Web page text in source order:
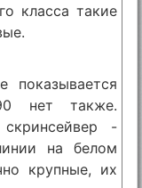
класса такие
показывается
нет также.
-
на белом
крупные, их